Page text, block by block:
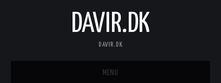
DAVIR.DK
DAVIR.DK
MENU